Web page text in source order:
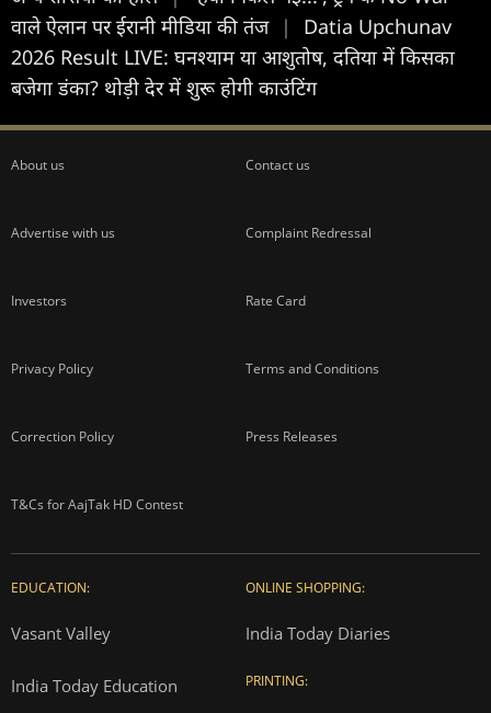
वाले ऐलान पर ईरानी मीडिया की तंज |
Datia Upchunav
2026 Result LIVE: घनश्याम या आशुतोष, दतिया में किसका
बजेगा डंका? थोड़ी देर में शुरू होगी काउंटिंग
About us Contact us
Advertise with us Complaint Redressal
Investors Rate Card
Privacy Policy Terms and Conditions
Correction Policy Press Releases
T&Cs for AajTak HD Contest
EDUCATION:
Vasant Valley
India Today Education
ONLINE SHOPPING:
India Today Diaries
PRINTING: